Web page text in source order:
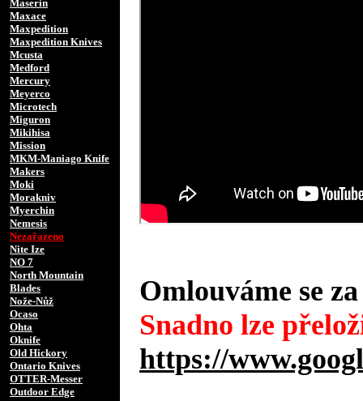
Maserin
Maxace
Maxpedition
Maxpedition Knives
Mcusta
Medford
Mercury
Meyerco
Microtech
Miguron
Mikihisa
Mission
MKM-Maniago Knife
Makers
Moki
Morakniv
Myerchin
Nemesis
Nezařazeno
Nite Ize
NO 7
North Mountain
Blades
Nože-Nůž
Ocaso
Ohta
Oknife
Old Hickory
Ontario Knives
OTTER-Messer
Outdoor Edge
Omlouváme se
Snadno lze
https://